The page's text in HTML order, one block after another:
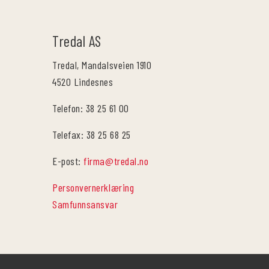
Tredal AS
Tredal, Mandalsveien 1910
4520 Lindesnes
Telefon: 38 25 61 00
Telefax: 38 25 68 25
E-post:firma@tredal.no
Personvernerklæring
Samfunnsansvar